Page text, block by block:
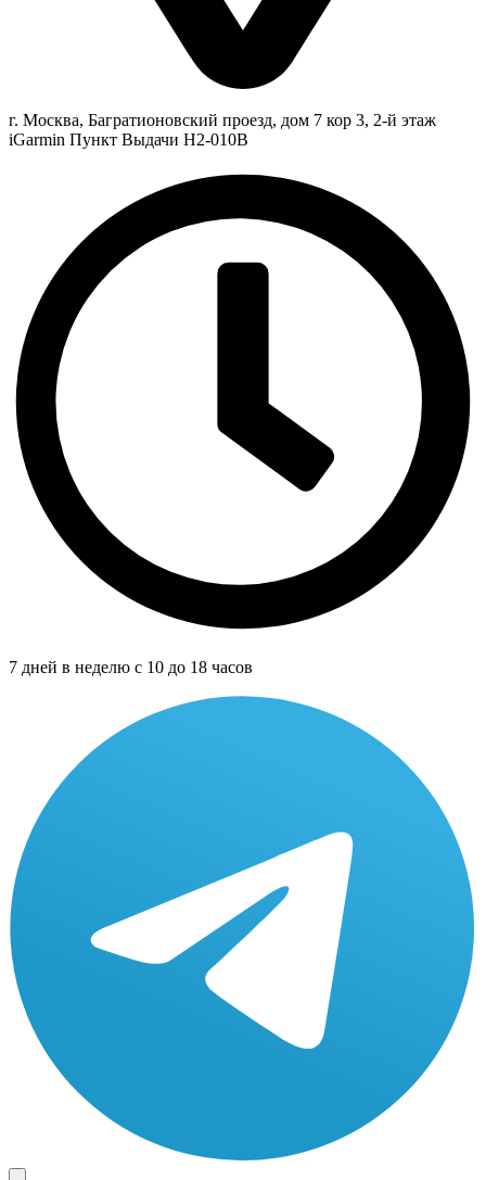
г. Москва, Багратионовский проезд, дом 7 кор 3, 2-й этаж
iGarmin Пункт Выдачи Н2-010В
7 дней в неделю с 10 до 18 часов